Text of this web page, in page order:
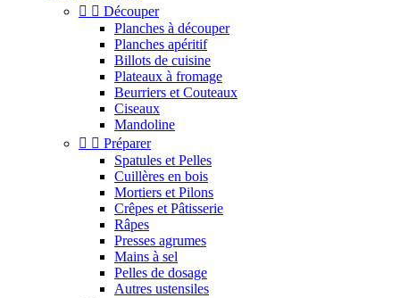
  Découper
Planches à découper
Planches apéritif
Billots de cuisine
Plateaux à fromage
Beurriers et Couteaux
Ciseaux
Mandoline
  Préparer
Spatules et Pelles
Cuillères en bois
Mortiers et Pilons
Crêpes et Pâtisserie
Râpes
Presses agrumes
Mains à sel
Pelles de dosage
Autres ustensiles